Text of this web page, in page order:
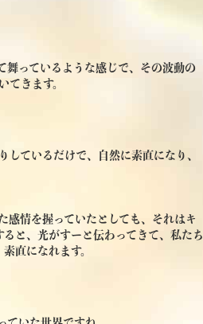
舞っているような感じで、その波動の
てきます。
ているだけで、自然に素直になり、
感情を握っていたとしても、それはキ
と、光がすーと伝わってきて、私たち
直になれます。